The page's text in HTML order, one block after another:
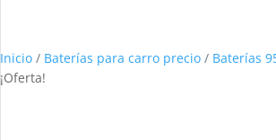
Inicio / Baterías para carro precio / Baterías
¡Oferta!